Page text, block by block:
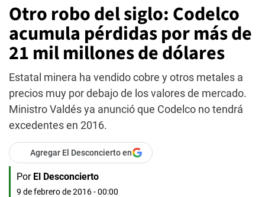
Otro robo del siglo: Codelco
acumula pérdidas por más de
21 mil millones de dólares
Estatal minera ha vendido cobre y otros metales a
precios muy por debajo de los valores de mercado.
Ministro Valdés ya anunció que Codelco no tendrá
excedentes en 2016.
Agregar El Desconcierto en
Por El Desconcierto
9 de febrero de 2016 - 00:00